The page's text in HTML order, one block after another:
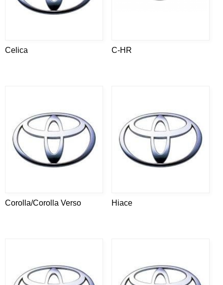
Celica C-HR
Corolla/Corolla Verso Hiace